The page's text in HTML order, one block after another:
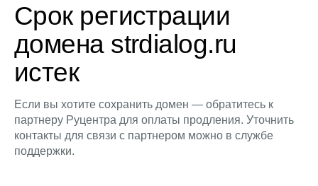
Срок регистрации
домена strdialog.ru
истек
Если вы хотите сохранить домен — обратитесь к
партнеру Руцентра для оплаты продления. Уточнить
контакты для связи с партнером можно в службе
поддержки.